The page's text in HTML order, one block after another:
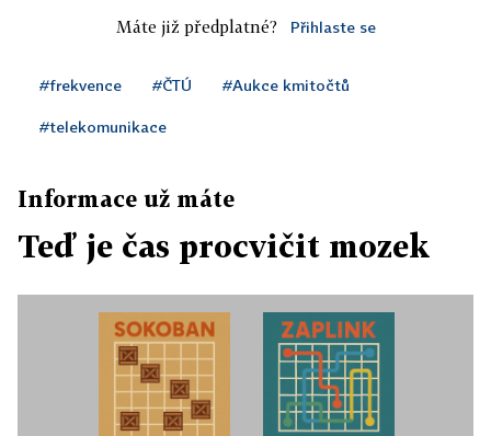
Máte již předplatné? Přihlaste se
#frekvence #ČTÚ #Aukce kmitočtů
#telekomunikace
Informace už máte
Teď je čas procvičit mozek